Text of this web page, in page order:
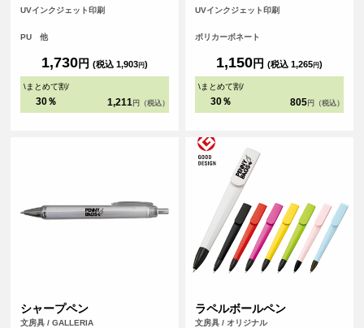
ち歩かなくてもスマートに ペンを持
す。
UVインクジェット印刷
PU 他
1,730円 (税込 1,903円)
\まとめて割/
30％ 1,211 円（税込）
UVインクジェット印刷
ポリカーボネート
1,150円 (税込 1,265円)
\まとめて割/
30％ 805 円（税込）
シャープペン
文房具 / GALLERIA
ラペルボールペン
文房具 / オリジナル